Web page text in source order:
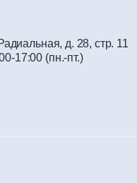
д. 28, стр. 11
17:00 (пн.-пт.)